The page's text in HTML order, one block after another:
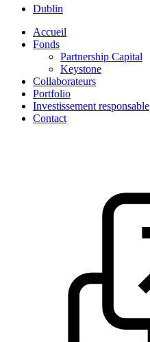
Dublin
Accueil
Fonds
Partnership Capital
Keystone
Collaborateurs
Portfolio
Investissement responsable
Contact